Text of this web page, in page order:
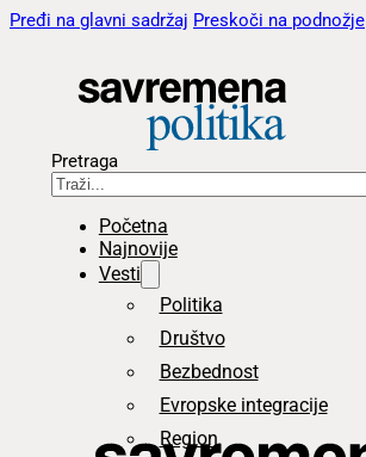
Pređi na glavni sadržaj Preskoči na podnožje
Pretraga
Početna
Najnovije
Vesti
Politika
Društvo
Bezbednost
Evropske integracije
Region